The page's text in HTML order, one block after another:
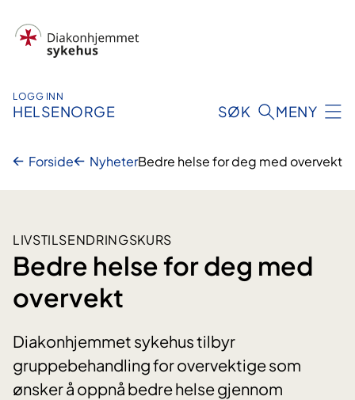
innhold
LOGG INN
HELSENORGE SØK MENY
Forside NyheterBedre helse for deg med overvekt
LIVSTILSENDRINGSKURS
Bedre helse for deg med
overvekt
Diakonhjemmet sykehus tilbyr
gruppebehandling for overvektige som
ønsker å oppnå bedre helse gjennom